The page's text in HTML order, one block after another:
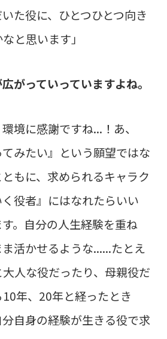
た役に、ひとつひとつ向き
と思います」
広がっていっていますよね。
境に感謝ですね...！あ、
てみたい』という願望ではな
もに、求められるキャラク
役者』にはなれたらいい
。自分の人生経験を重ね
活かせるような......たとえ
人な役だったり、母親役だ
年、20年と経ったとき
自身の経験が生きる役で求